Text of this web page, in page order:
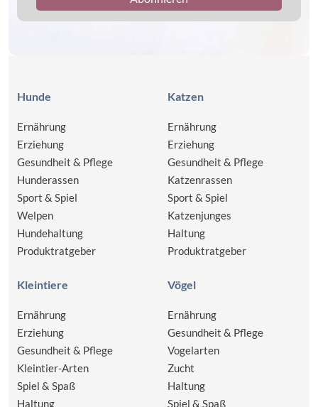
Hunde
Ernährung
Erziehung
Gesundheit & Pflege
Hunderassen
Sport & Spiel
Welpen
Hundehaltung
Produktratgeber
Katzen
Ernährung
Erziehung
Gesundheit & Pflege
Katzenrassen
Sport & Spiel
Katzenjunges
Haltung
Produktratgeber
Kleintiere
Ernährung
Erziehung
Gesundheit & Pflege
Kleintier-Arten
Spiel & Spaß
Haltung
Vögel
Ernährung
Gesundheit & Pflege
Vogelarten
Zucht
Haltung
Spiel & Spaß